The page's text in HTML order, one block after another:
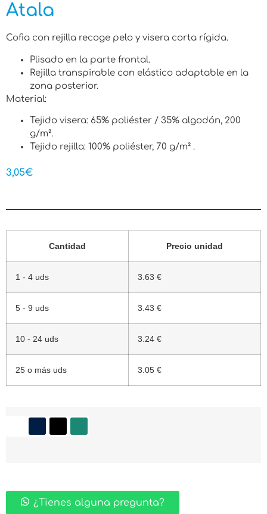
Atala
Cofia con rejilla recoge pelo y visera corta rígida.
Plisado en la parte frontal.
Rejilla transpirable con elástico adaptable en la
zona posterior.
Material:
Tejido visera: 65% poliéster / 35% algodón, 200
g/m².
Tejido rejilla: 100% poliéster, 70 g/m² .
3,05€
Cantidad Precio unidad
1 - 4 uds 3.63 €
5 - 9 uds 3.43 €
10 - 24 uds 3.24 €
25 o más uds 3.05 €
¿Tienes alguna pregunta?